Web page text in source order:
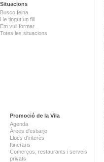
Situacions
Busco feina
He tingut un fill
Em vull formar
Totes les situacions
Promoció de la Vila
Agenda
Àrees d'esbarjo
Llocs d'interès
Itineraris
Comerços, restaurants i serveis
privats